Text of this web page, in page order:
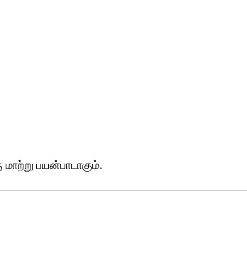
பயன்பாடாகும்.